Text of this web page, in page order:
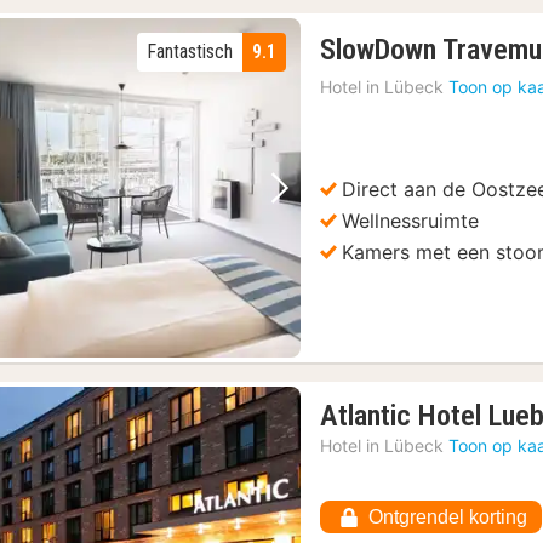
Vorige foto Volgende foto
9.1
Fantastisch SlowDown
Hotel in Lübeck Toon op
Direct aan de
Wellnessruimte
Kamers met een
Atlantic Hotel
Hotel in Lübeck Toon op
Ontgrendel korting